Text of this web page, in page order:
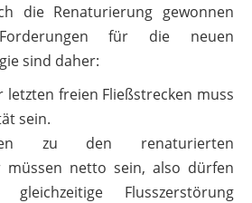
die Renaturierung gewonnen
für die neuen
sind daher:
letzten freien Fließstrecken muss
sein.
zu den renaturierten
müssen netto sein, also dürfen
Flusszerstörung